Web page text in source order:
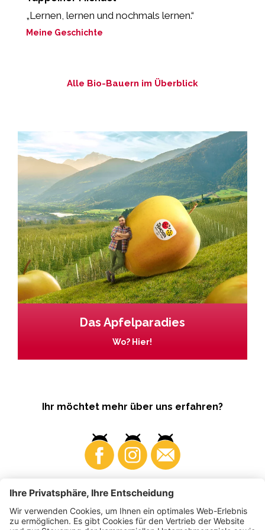
„Lernen, lernen und nochmals lernen.“
Meine Geschichte
Alle Bio-Bauern im Überblick
Das Apfelparadies
Wo? Hier!
Ihr möchtet mehr über uns erfahren?
Business Produzenten